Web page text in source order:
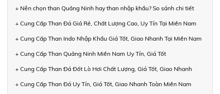
+ Nên chọn than Quảng Ninh hay than nhập khẩu? So sánh chi tiết
+ Cung Cấp Than Đá Giá Rẻ, Chất Lượng Cao, Uy Tín Tại Miền Nam
+ Cung Cấp Than Indo Nhập Khẩu Giá Tốt, Giao Nhanh Tại Miền Nam
+ Cung Cấp Than Quảng Ninh Miền Nam Uy Tín, Giá Tốt
+ Cung Cấp Than Đá Đốt Lò Hơi Chất Lượng, Giá Tốt, Giao Nhanh
+ Cung Cấp Than Đá Uy Tín, Giá Tốt, Giao Nhanh Toàn Miền Nam